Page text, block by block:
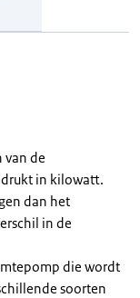
van de
in kilowatt.
dan het
in de
die wordt
soorten